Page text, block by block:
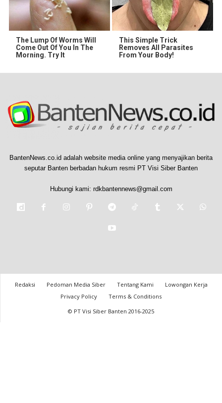
The Lump Of Worms Will
Come Out Of You In The
Morning. Try It
This Simple Trick
Removes All Parasites
From Your Body!
BantenNews.co.id adalah website media online yang menyajikan berita
seputar Banten berbadan hukum resmi PT Visi Siber Banten
Hubungi kami: rdkbantennews@gmail.com
Redaksi Pedoman Media Siber Tentang Kami
Lowongan Kerja
Privacy Policy
Terms & Conditions
© PT Visi Siber Banten 2016-2025